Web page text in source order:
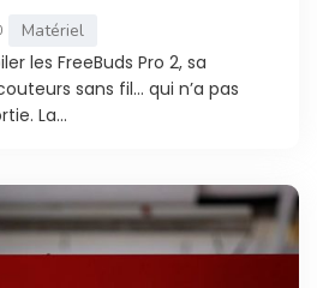
Matériel
les FreeBuds Pro 2, sa
sans fil… qui n’a pas
La...